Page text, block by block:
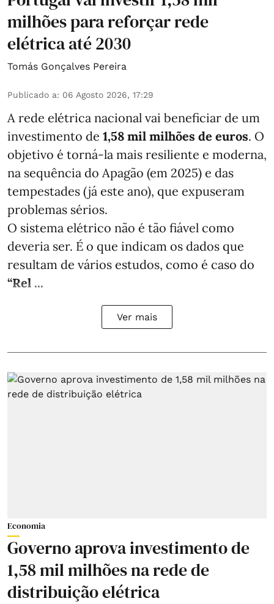
milhões para reforçar rede
elétrica até 2030
Tomás Gonçalves Pereira
Publicado a: 06 Agosto 2026, 17:29
A rede elétrica nacional vai beneficiar de um
investimento de 1,58 mil milhões de euros. O
objetivo é torná-la mais resiliente e moderna,
na sequência do Apagão (em 2025) e das
tempestades (já este ano), que expuseram
problemas sérios.
O sistema elétrico não é tão fiável como
deveria ser. É o que indicam os dados que
resultam de vários estudos, como é caso do
“Rel ...
Ver mais
Economia
Governo aprova investimento de
1,58 mil milhões na rede de
distribuição elétrica